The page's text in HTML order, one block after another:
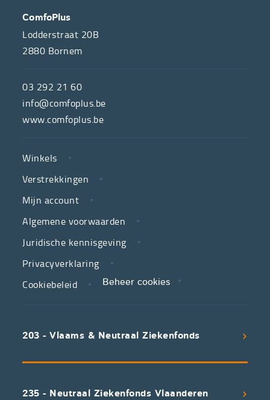
OVER
ONS
de
hulpmiddelenwinkel
van
neutrale
ziekenfondsen,
is
partner
in
zorg.
We
voorwaarden
uitstekend
CONTACT
ComfoPlus
Lodderstraat 20B
2880 Bornem
03 292 21 60
info@comfoplus.be
www.comfoplus.be
LINKS
Winkels
Verstrekkingen
Mijn account
Algemene voorwaarden
Juridische kennisgeving
Privacyverklaring
Cookiebeleid
Beheer cookies
203 - Vlaams & Neutraal Ziekenfonds
235 - Neutraal Ziekenfonds Vlaanderen